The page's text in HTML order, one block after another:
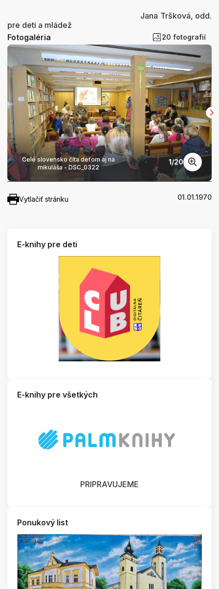
Jana Tršková, odd.
pre deti a mládež
Fotogaléria
20 fotografií
Celé slovensko číta deťom aj na
mikuláša - DSC_0322
1/20
Vytlačiť stránku 01.01.1970
E-knihy pre deti
E-knihy pre všetkých
PRIPRAVUJEME
Ponukový list